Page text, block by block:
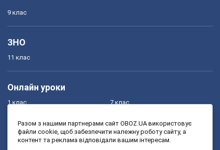
9 клас
ЗНО
11 клас
Онлайн уроки
1 клас
3 клас
7 клас
9 клас
Разом з нашими партнерами сайт OBOZ.UA використовує
файли cookie, щоб забезпечити належну роботу сайту, а
контент та реклама відповідали вашим інтересам.